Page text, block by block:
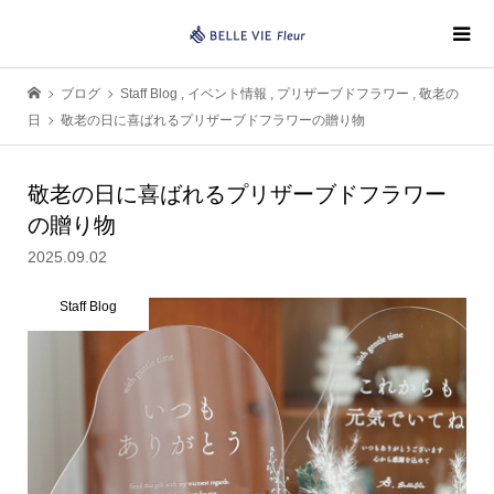
ブログ Staff Blog , イベント情報 , プリザーブドフラワー , 敬老の
日
敬老の日に喜ばれるプリザーブドフラワーの贈り物
敬老の日に喜ばれるプリザーブドフラワー
の贈り物
2025.09.02
Staff Blog